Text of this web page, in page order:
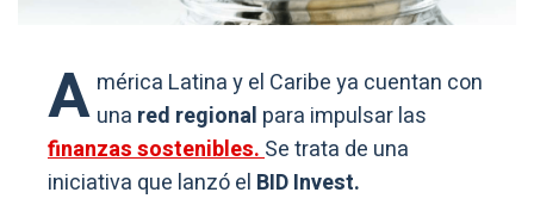
A mérica Latina y el Caribe ya cuentan con
una red regional para impulsar las
finanzas sostenibles.Se trata de una
iniciativa que lanzó el BID Invest.